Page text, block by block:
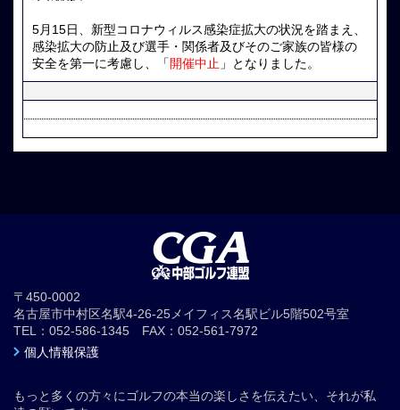
5月15日、新型コロナウィルス感染症拡大の状況を踏まえ、
感染拡大の防止及び選手・関係者及びそのご家族の皆様の
安全を第一に考慮し、「開催中止 」となりました。
〒450-0002
名古屋市中村区名駅4-26-25メイフィス名駅ビル5階502号室
TEL：052-586-1345 FAX：052-561-7972
個人情報保護
もっと多くの方々にゴルフの本当の楽しさを伝えたい、それが私